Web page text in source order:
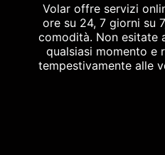
Volar offre servizi
ore su 24, 7 giorni su
comodità. Non esitate
qualsiasi momento e
tempestivamente alle